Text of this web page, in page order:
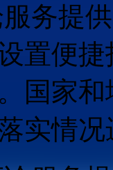
务提
置便
国家
实情